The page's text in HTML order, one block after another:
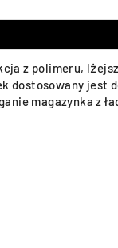
z polimeru,
jest
magazynka z